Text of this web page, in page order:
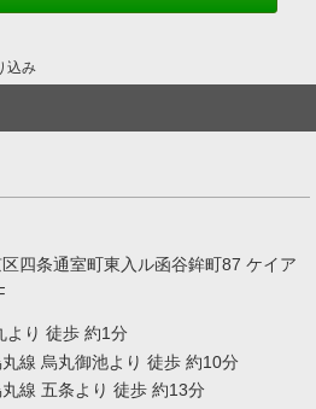
込み
四条通室町東入ル函谷鉾町87 ケイア
より 徒歩 約1分
線 烏丸御池より 徒歩 約10分
線 五条より 徒歩 約13分